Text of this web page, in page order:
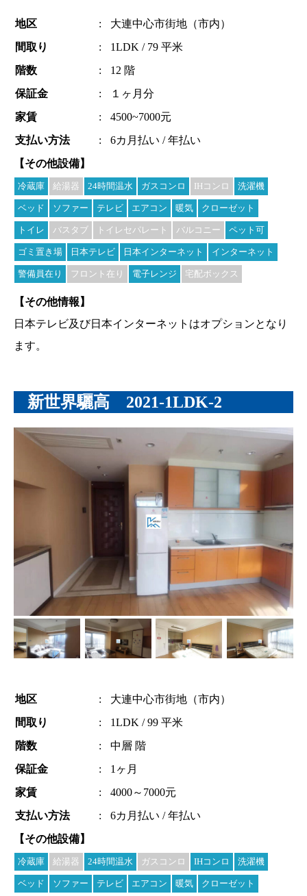
地区 :
大連中心市街地（市内）
間取り
:
1LDK / 79 平米
階数
:
12 階
保証金
:
１ヶ月分
家賃
:
4500~7000元
支払い方法
:
6カ月払い / 年払い
【その他設備】
冷蔵庫 給湯器 24時間温水 ガスコンロ IHコンロ 洗濯機
ベッド ソファー テレビ エアコン 暖気 クローゼット
トイレ バスタブ トイレセパレート バルコニー ペット可
ゴミ置き場 日本テレビ 日本インターネット インターネット
警備員在り フロント在り 電子レンジ 宅配ボックス
【その他情報】
日本テレビ及び日本インターネットはオプションとなり
ます。
新世界驪高 2021-1LDK-2
地区 :
大連中心市街地（市内）
間取り
:
1LDK / 99 平米
階数
:
中層 階
保証金
:
1ヶ月
家賃
:
4000～7000元
支払い方法
:
6カ月払い / 年払い
【その他設備】
冷蔵庫 給湯器 24時間温水 ガスコンロ IHコンロ 洗濯機
ベッド ソファー テレビ エアコン 暖気 クローゼット